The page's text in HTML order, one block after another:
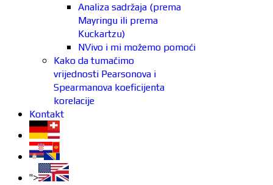
Analiza sadržaja (prema
Mayringu ili prema
Kuckartzu)
NVivo i mi možemo pomoći
Kako da tumačimo
vrijednosti Pearsonova i
Spearmanova koeficijenta
korelacije
Kontakt
">